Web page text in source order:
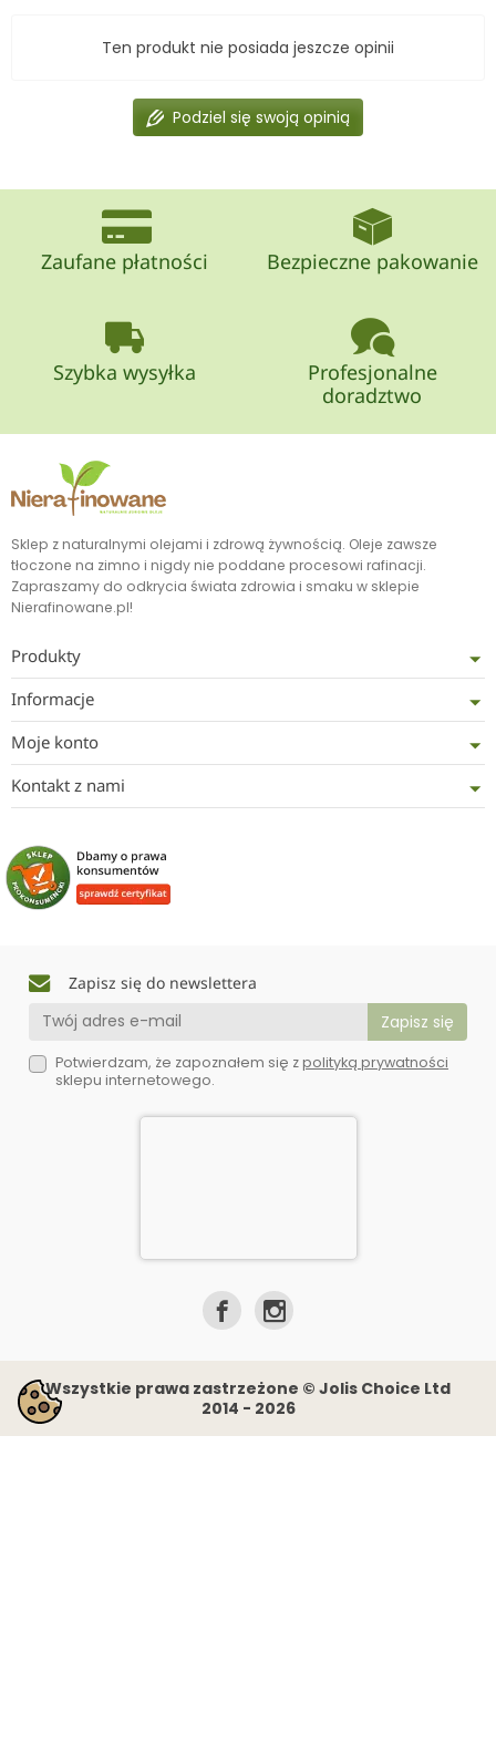
Ten produkt nie posiada jeszcze opinii
Podziel się swoją opinią
Zaufane płatności Bezpieczne pakowanie
Szybka wysyłka
Profesjonalne
doradztwo
Sklep z naturalnymi olejami i zdrową żywnością. Oleje zawsze
tłoczone na zimno i nigdy nie poddane procesowi rafinacji.
Zapraszamy do odkrycia świata zdrowia i smaku w sklepie
Nierafinowane.pl!
Produkty
Informacje
Moje konto
Kontakt z nami
Zapisz się do newslettera
Potwierdzam, że zapoznałem się zpolityką prywatności
sklepu internetowego.
Wszystkie prawa zastrzeżone © Jolis Choice Ltd
2014 - 2026